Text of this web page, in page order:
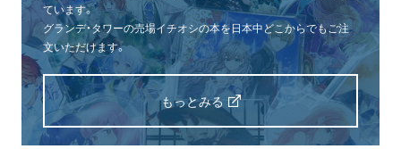
ています。
グランデ・タワーの売場イチオシの本を日本中どこからでもご注
文いただけます。
もっとみる